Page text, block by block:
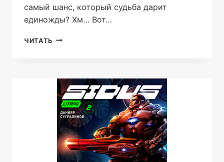
самый шанс, который судьба дарит
единожды? Хм… Вот…
ЧИТАТЬ ДИСГАРДИУМ.